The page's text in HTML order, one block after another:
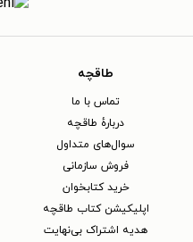
طاقچه
تماس با ما
دربارهٔ طاقچه
سوال‌های متداول
فروش سازمانی
خرید کتابخوان
اپلیکیشن کتاب طاقچه
هدیه اشتراک بی‌نهایت